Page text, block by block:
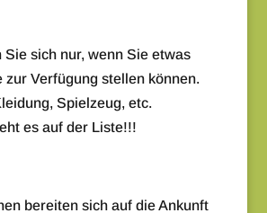
Sie sich nur, wenn Sie etwas
zur Verfügung stellen können.
Spielzeug, etc.
es auf der Liste!!!
bereiten sich auf die Ankunft